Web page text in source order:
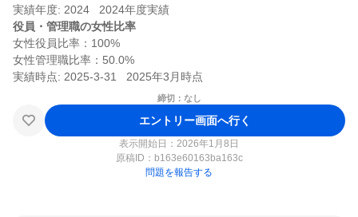
役員・管理職の女性比率
女性役員比率：100%
女性管理職比率：50.0%
締切：なし
エントリー画面へ行く
表示開始日：2026年1月8日
原稿ID： b163e60163ba163c
問題を報告する